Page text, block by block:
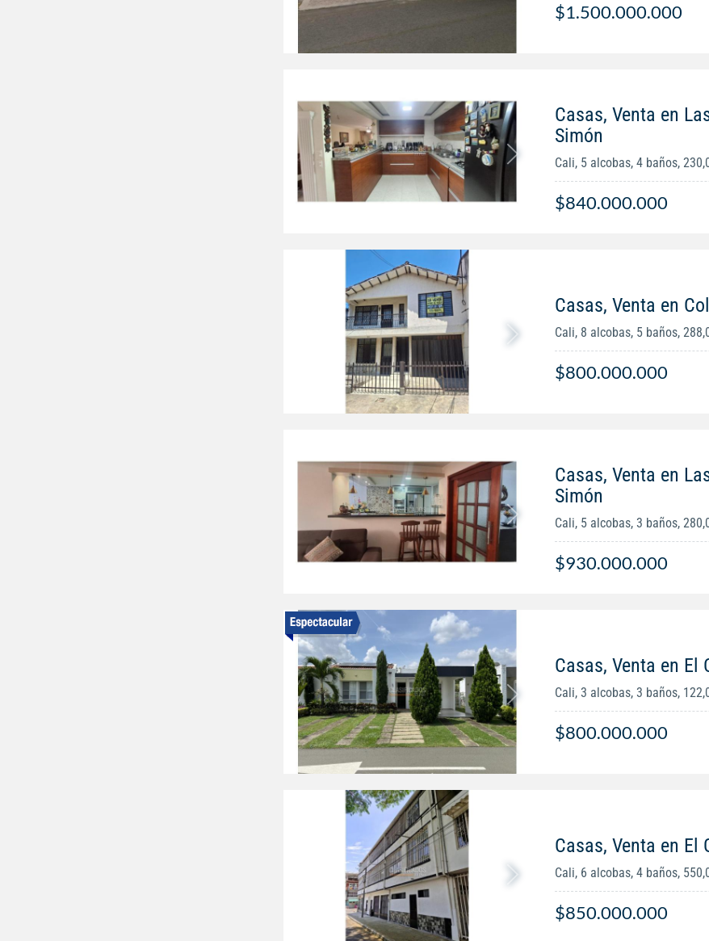
$1.500.000.000
Casas, Venta en
Simón
Cali, 5 alcobas, 4 baños,
$840.000.000
Casas, Venta en
Cali, 8 alcobas, 5 baños,
$800.000.000
Casas, Venta en
Simón
Cali, 5 alcobas, 3 baños,
$930.000.000
Casas, Venta en El
Cali, 3 alcobas, 3 baños,
$800.000.000
Casas, Venta en El
Cali, 6 alcobas, 4 baños,
$850.000.000